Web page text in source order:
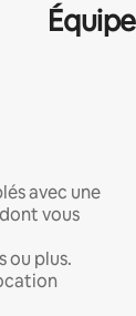
avec une
vous
ou plus.